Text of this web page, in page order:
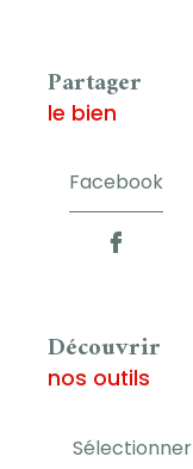
partager
le bien
Facebook
découvrir
nos outils
Sélectionner